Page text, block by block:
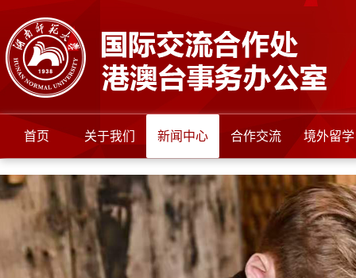
首页 关于我们 新闻中心 合作交流 境外留学